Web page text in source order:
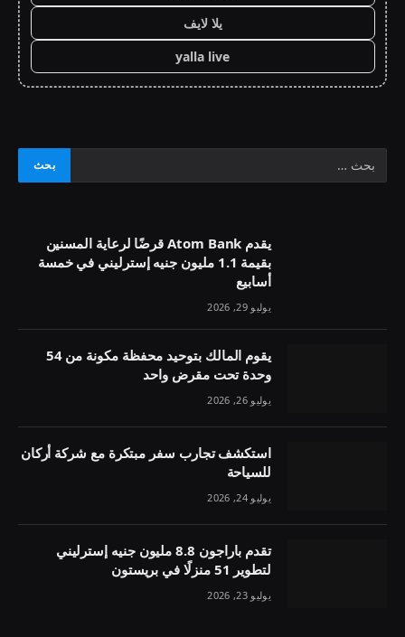
يلا لايف
yalla live
يقدم Atom Bank قرضًا لرعاية المسنين
بقيمة 1.1 مليون جنيه إسترليني في خمسة
أسابيع
يوليو 29, 2026
يقوم المالك بتوحيد محفظة مكونة من 54
وحدة تحت مقرض واحد
يوليو 26, 2026
استكشف تجارب سفر مبتكرة مع شركة أركان
للسياحة
يوليو 24, 2026
تقدم باراجون 8.8 مليون جنيه إسترليني
لتطوير 51 منزلًا في بريستون
يوليو 23, 2026